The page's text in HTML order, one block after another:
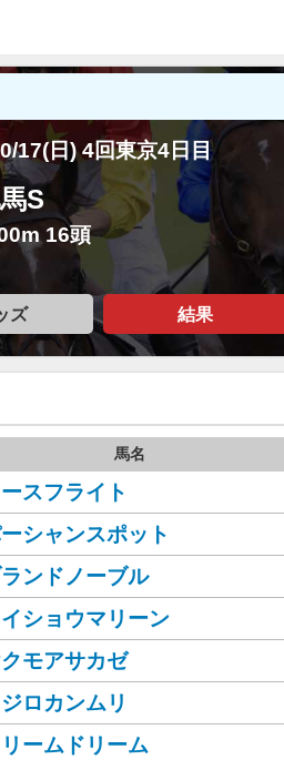
17(日) 4回東京4日目
S
16頭
ズ 結果
馬名
ースフライト
シャンスポット
ンドノーブル
ショウマリーン
モアサカゼ
ロカンムリ
リームドリーム